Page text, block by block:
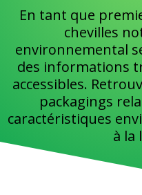
En tant que
chevilles
environnemental
des informations
accessibles.
packagings
caractéristiques
à la